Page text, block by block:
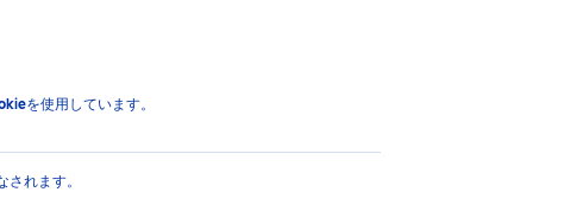
を使用しています。
れます。 詰替え